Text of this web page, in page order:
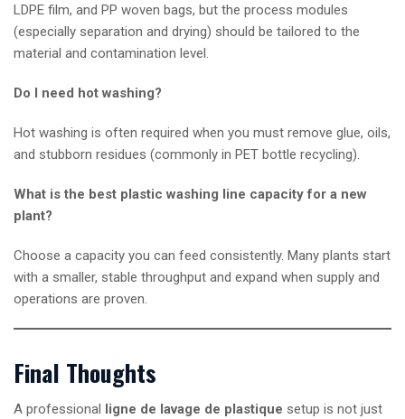
LDPE film, and PP woven bags, but the process modules
(especially separation and drying) should be tailored to the
material and contamination level.
Do I need hot washing?
Hot washing is often required when you must remove glue, oils,
and stubborn residues (commonly in PET bottle recycling).
What is the best plastic washing line capacity for a new
plant?
Choose a capacity you can feed consistently. Many plants start
with a smaller, stable throughput and expand when supply and
operations are proven.
Final Thoughts
A professional ligne de lavage de plastique setup is not just